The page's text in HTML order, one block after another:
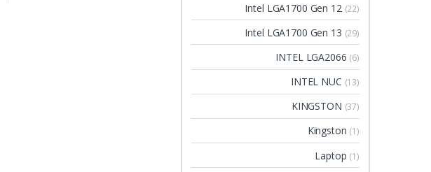
Intel LGA1700 Gen 12 (22)
Intel LGA1700 Gen 13 (29)
INTEL LGA2066 (6)
INTEL NUC (13)
KINGSTON (37)
Kingston (1)
Laptop (1)